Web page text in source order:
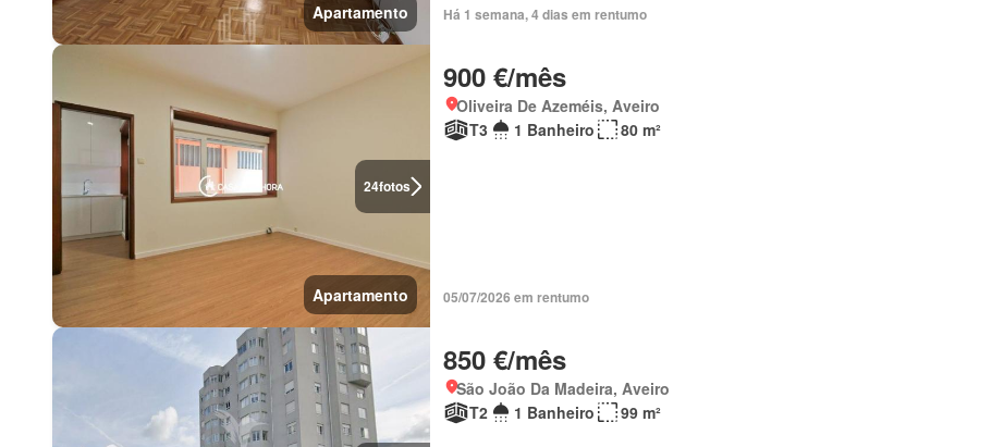
Apartamento Há 1 semana, 4 dias em rentumo
24fotos
Apartamento
900 €/mês
Oliveira De Azeméis, Aveiro
T3
1 Banheiro 80 m²
05/07/2026 em rentumo
850 €/mês
São João Da Madeira, Aveiro
T2
1 Banheiro 99 m²